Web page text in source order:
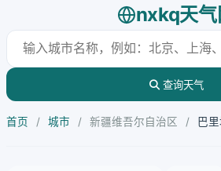
nxkq天气
查询天气
首页 / 城市 / 新疆维吾尔自治区 / 巴